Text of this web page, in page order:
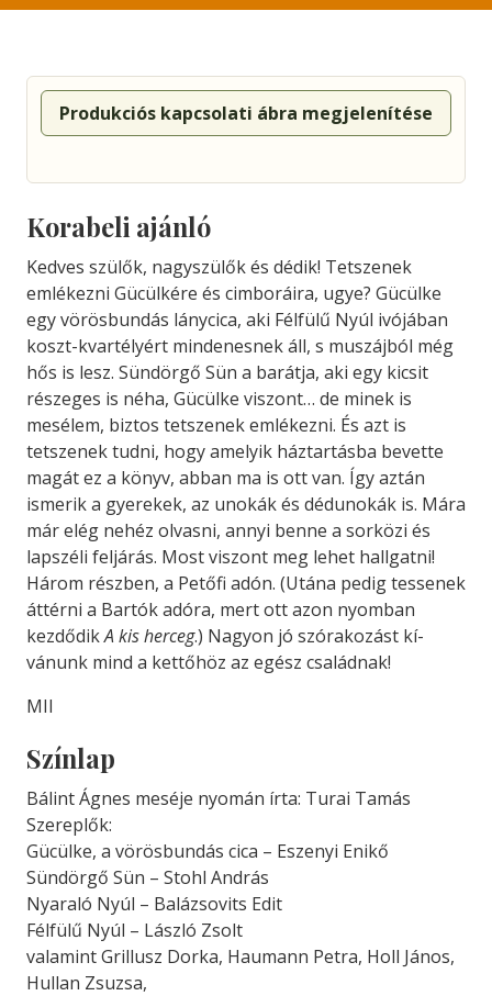
Produkciós kapcsolati ábra megjelenítése
Korabeli ajánló
Kedves szülők, nagyszülők és dé­dik! Tetszenek
emlékezni Gücülké­re és cimboráira, ugye? Gücülke
egy vörösbundás lánycica, aki Fél­fülű Nyúl ivójában
koszt-kvartélyért mindenesnek áll, s muszájból még
hős is lesz. Sündörgő Sün a barát­ja, aki egy kicsit
részeges is néha, Gücülke viszont… de minek is
mesélem, biztos tetszenek emlékez­ni. És azt is
tetszenek tudni, hogy amelyik háztartásba bevette
magát ez a könyv, abban ma is ott van. Így aztán
ismerik a gyerekek, az unokák és dédunokák is. Mára
már elég nehéz olvasni, annyi benne a sorközi és
lapszéli feljá­rás. Most viszont meg lehet hall­gatni!
Három részben, a Petőfi adón. (Utána pedig tessenek
átté­rni a Bartók adóra, mert ott azon nyomban
kezdődikA kis herceg.) Nagyon jó szórakozást kí­
vánunk mind a kettőhöz az egész családnak!
MII
Színlap
Bálint Ágnes meséje nyomán írta: Turai Tamás
Szereplők:
Gücülke, a vörösbundás cica – Eszenyi Enikő
Sündörgő Sün – Stohl András
Nyaraló Nyúl – Balázsovits Edit
Félfülű Nyúl – László Zsolt
valamint Grillusz Dorka, Haumann Petra, Holl János,
Hullan Zsuzsa,